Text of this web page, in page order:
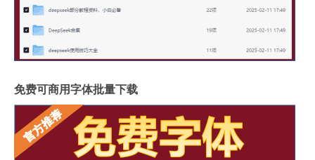
免费可商用字体批量下载